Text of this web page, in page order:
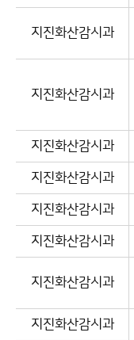
지진화산감시과
지진화산감시과
지진화산감시과
지진화산감시과
지진화산감시과
지진화산감시과
지진화산감시과
지진화산감시과